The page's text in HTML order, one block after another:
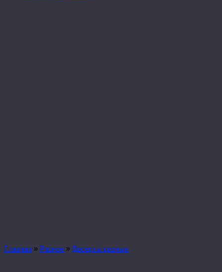
Главная » Разное » Десерты разные